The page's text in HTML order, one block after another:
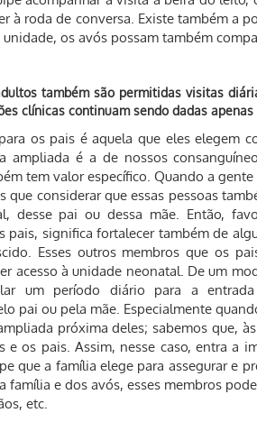
à roda de conversa. Existe também a
os avós possam também
também são permitidas visitas
clínicas continuam sendo dadas
os pais é aquela que eles elegem
ampliada é a de nossos
tem valor específico. Quando a
que considerar que essas pessoas
desse pai ou dessa mãe. Então,
pais, significa fortalecer também de
Esses outros membros que os
acesso à unidade neonatal. De um
um período diário para a
pai ou pela mãe. Especialmente
próxima deles; sabemos que,
e os pais. Assim, nesse caso, entra a
que a família elege para assegurar e
família e dos avós, esses membros
etc.